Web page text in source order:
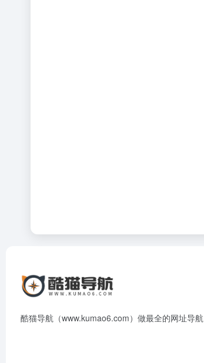
酷猫导航（www.kumao6.com）做最全的网址导航